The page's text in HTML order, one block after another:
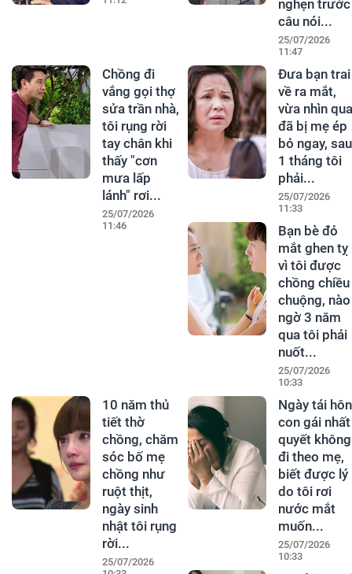
nghẹn trước
câu nói...
25/07/2026
11:47
Chồng đi
vắng gọi thợ
sửa trần nhà,
tôi rụng rời
tay chân khi
thấy "cơn
mưa lấp
lánh" rơi...
25/07/2026
11:46
Đưa bạn trai
về ra mắt,
vừa nhìn qua
đã bị mẹ ép
bỏ ngay, sau
1 tháng tôi
phải...
25/07/2026
11:33
Bạn bè đỏ
mắt ghen tỵ
vì tôi được
chồng chiều
chuộng, nào
ngờ 3 năm
qua tôi phải
nuốt...
25/07/2026
10:33
10 năm thủ
tiết thờ
chồng, chăm
sóc bố mẹ
chồng như
ruột thịt,
ngày sinh
nhật tôi rụng
rời...
25/07/2026
Ngày tái
con gái nhất
quyết không
đi theo mẹ,
biết được lý
do tôi rơi
nước mắt
muốn...
25/07/2026
10:33